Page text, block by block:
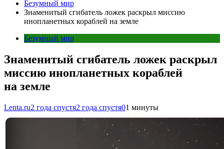
Безумный мир
Знаменитый сгибатель ложек раскрыл миссию
инопланетных кораблей на земле
Безумный мир
Знаменитый сгибатель ложек раскрыл
миссию инопланетных кораблей
на земле
Lenta.ru2 года спустя2 года спустя01 минуты